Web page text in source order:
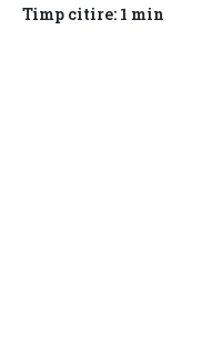
Timp citire: 1 min